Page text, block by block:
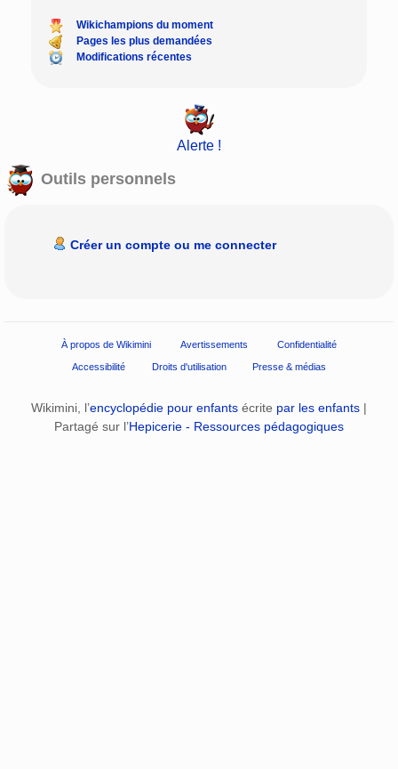
Wikichampions du moment
Pages les plus demandées
Modifications récentes
Alerte !
Outils personnels
Créer un compte ou me connecter
À propos de Wikimini Avertissements Confidentialité
Accessibilité Droits d'utilisation Presse & médias
Wikimini, l’encyclopédie pour enfants écrite par les enfants |
Partagé sur l’Hepicerie - Ressources pédagogiques